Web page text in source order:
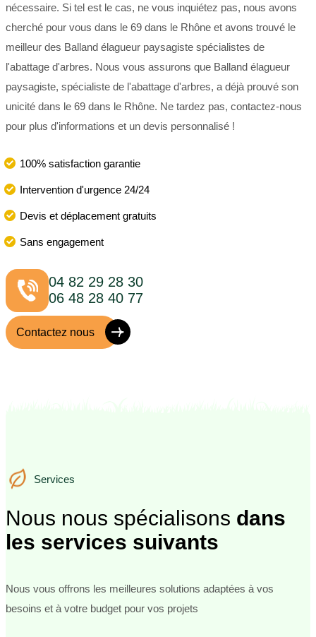
nécessaire. Si tel est le cas, ne vous inquiétez pas, nous avons
cherché pour vous dans le 69 dans le Rhône et avons trouvé le
meilleur des Balland élagueur paysagiste spécialistes de
l'abattage d'arbres. Nous vous assurons que Balland élagueur
paysagiste, spécialiste de l'abattage d'arbres, a déjà prouvé son
unicité dans le 69 dans le Rhône. Ne tardez pas, contactez-nous
pour plus d'informations et un devis personnalisé !
100% satisfaction garantie
Intervention d'urgence 24/24
Devis et déplacement gratuits
Sans engagement
04 82 29 28 30
06 48 28 40 77
Contactez nous
Services
Services
Nous nous spécialisons dans
les services suivants
Nous vous offrons les meilleures solutions adaptées à vos
besoins et à votre budget pour vos projets